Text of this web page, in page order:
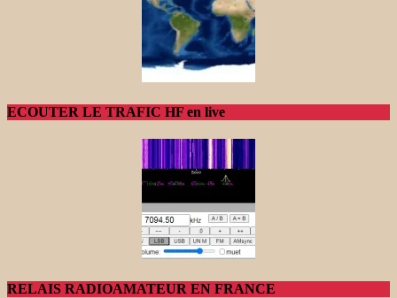
ECOUTER LE TRAFIC HF en live
RELAIS RADIOAMATEUR EN FRANCE